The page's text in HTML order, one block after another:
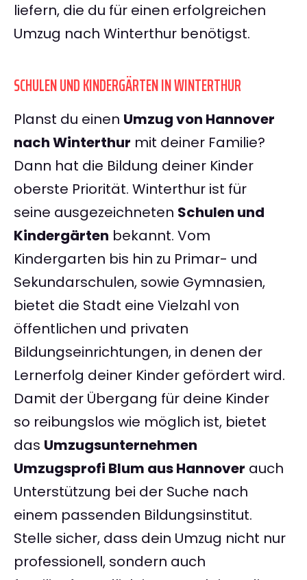
liefern, die du für einen erfolgreichen
Umzug nach Winterthur benötigst.
SCHULEN UND KINDERGÄRTEN IN WINTERTHUR
Planst du einen Umzug von Hannover
nach Winterthur mit deiner Familie?
Dann hat die Bildung deiner Kinder
oberste Priorität. Winterthur ist für
seine ausgezeichneten Schulen und
Kindergärten bekannt. Vom
Kindergarten bis hin zu Primar- und
Sekundarschulen, sowie Gymnasien,
bietet die Stadt eine Vielzahl von
öffentlichen und privaten
Bildungseinrichtungen, in denen der
Lernerfolg deiner Kinder gefördert wird.
Damit der Übergang für deine Kinder
so reibungslos wie möglich ist, bietet
das Umzugsunternehmen
Umzugsprofi Blum aus Hannover auch
Unterstützung bei der Suche nach
einem passenden Bildungsinstitut.
Stelle sicher, dass dein Umzug nicht nur
professionell, sondern auch